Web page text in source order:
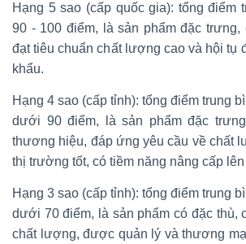
Hạng 5 sao (cấp quốc gia): tổng điểm
90 - 100 điểm, là sản phẩm đặc trưng,
đạt tiêu chuẩn chất lượng cao và hội tụ
khẩu.
Hạng 4 sao (cấp tỉnh): tổng điểm trung
dưới 90 điểm, là sản phẩm đặc
thương hiệu, đáp ứng yêu cầu về chất
thị trường tốt, có tiềm năng nâng cấp
Hạng 3 sao (cấp tỉnh): tổng điểm trung
dưới 70 điểm, là sản phẩm có đặc thù,
chất lượng, được quản lý và thương